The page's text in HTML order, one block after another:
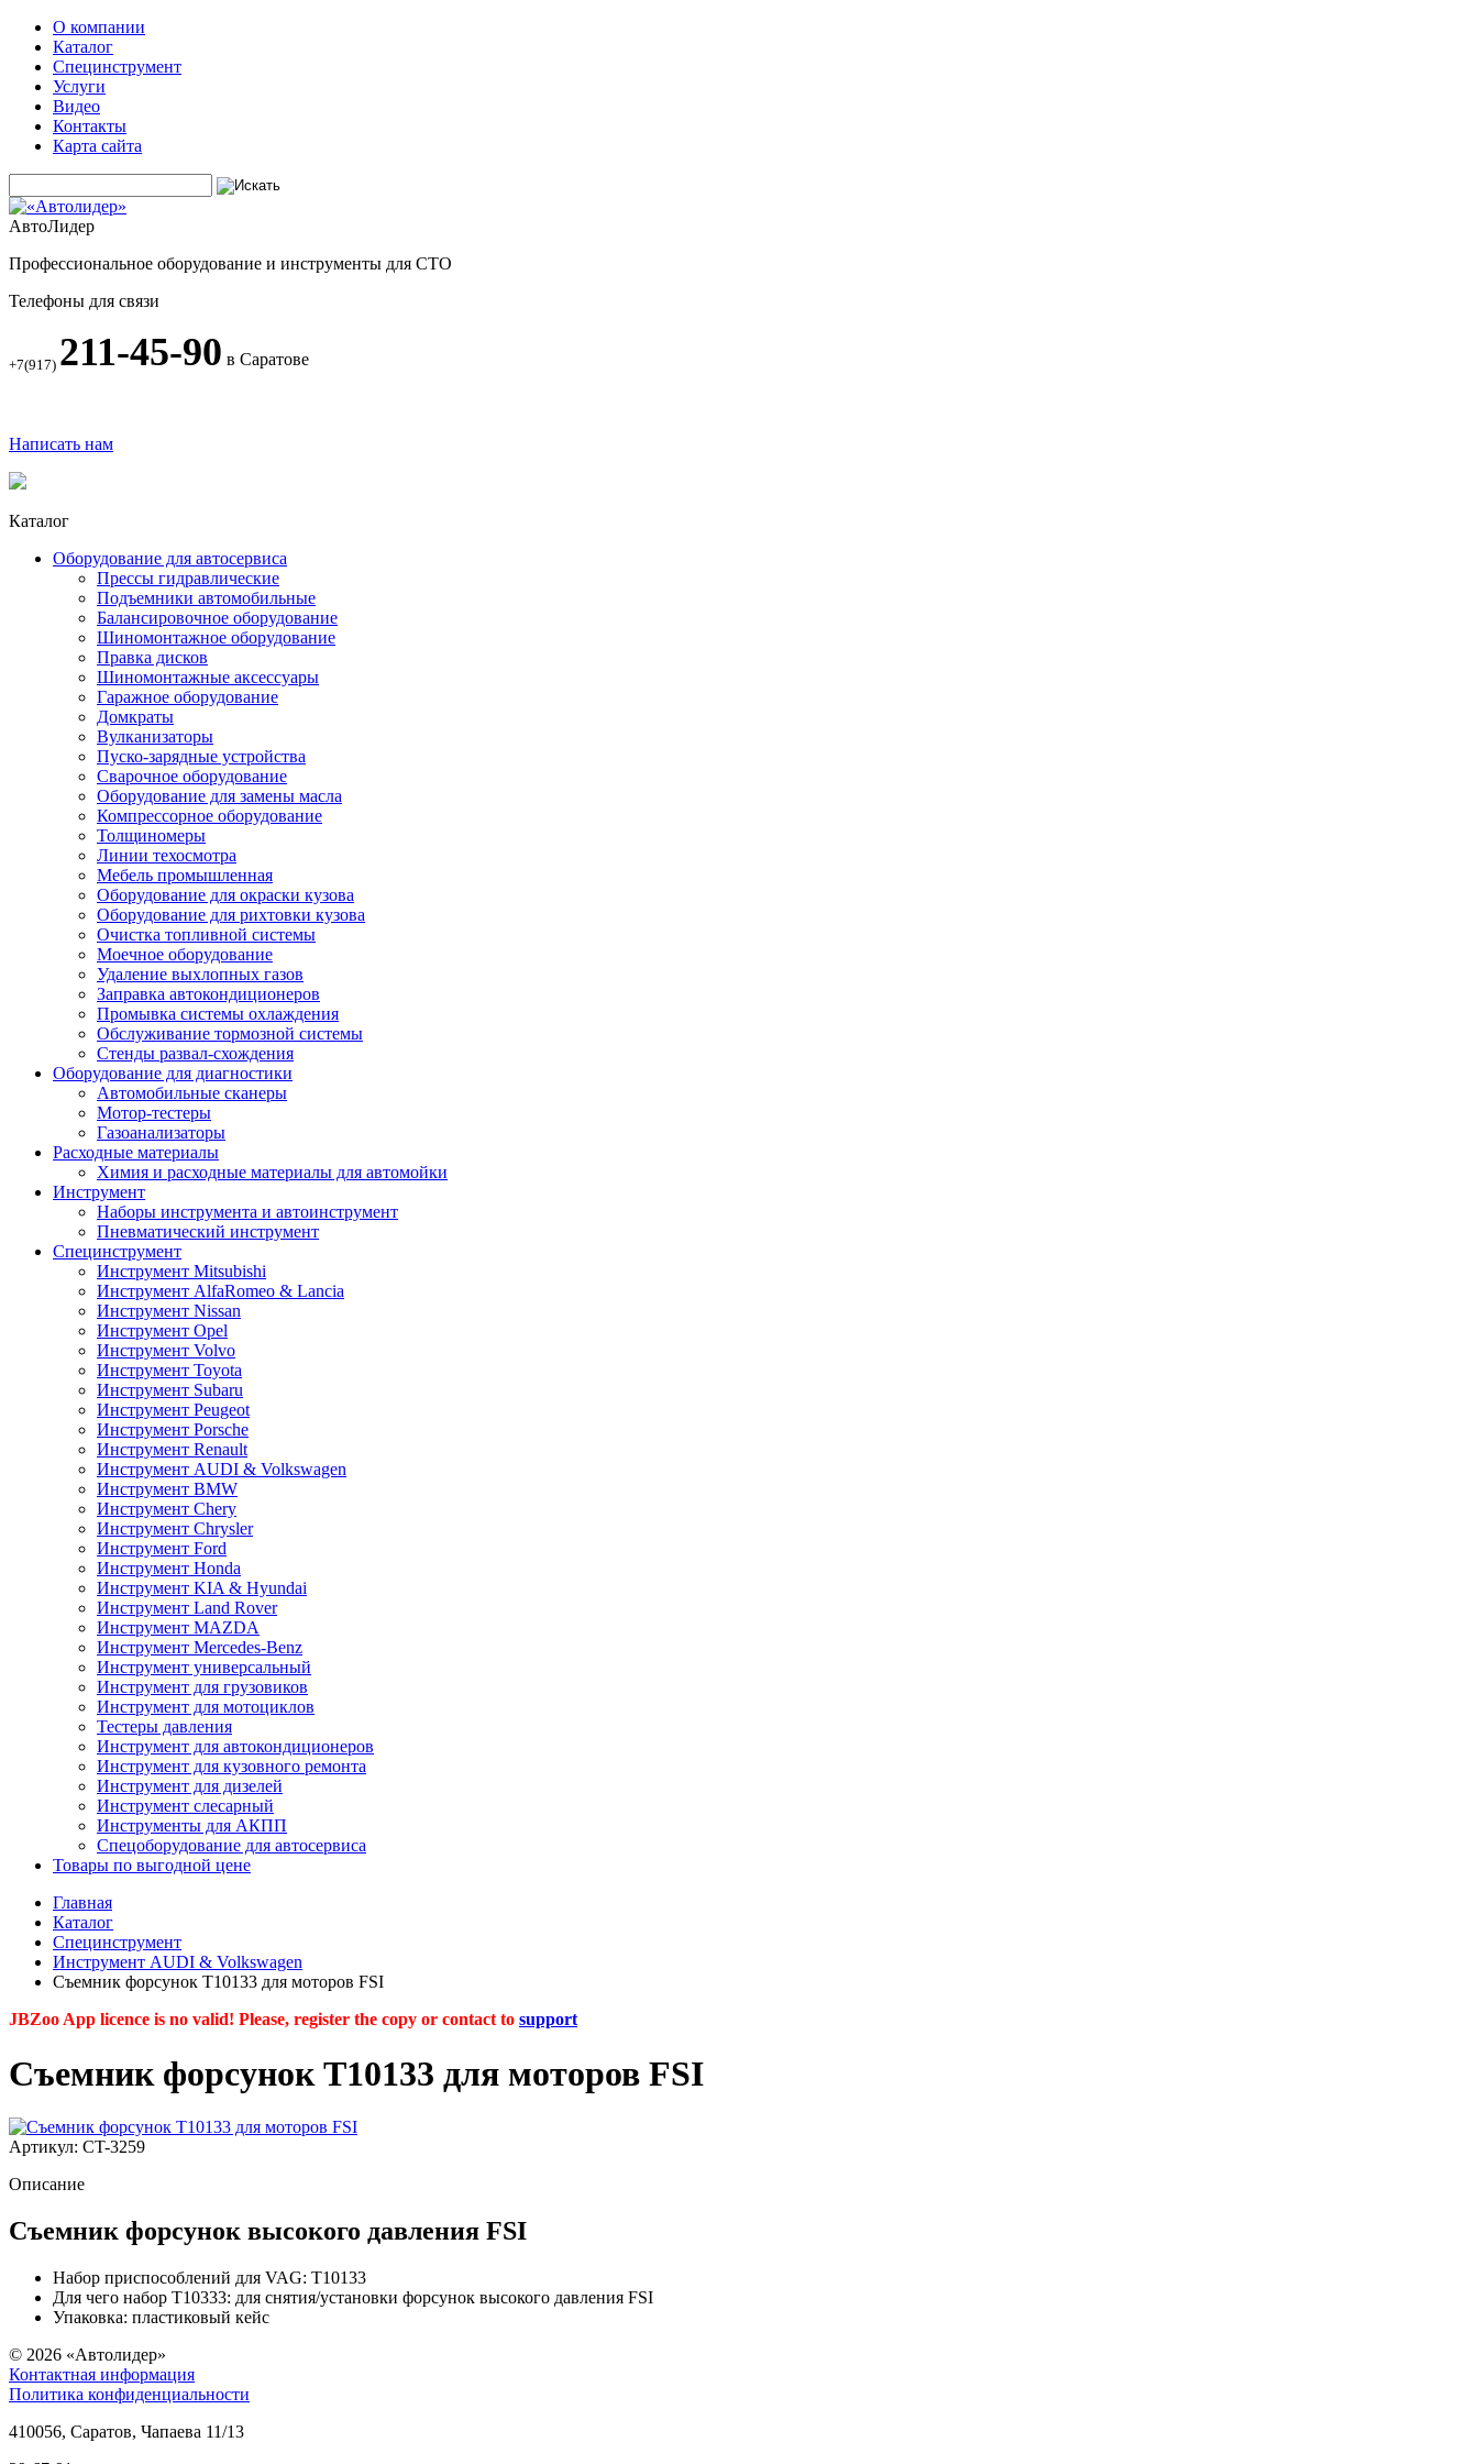
О компании
Каталог
Специнструмент
Услуги
Видео
Контакты
Карта сайта
АвтоЛидер
Профессиональное оборудование и инструменты для СТО
Телефоны для связи
+7(917) 211-45-90 в Саратове
Написать нам
Каталог
Оборудование для автосервиса
Прессы гидравлические
Подъемники автомобильные
Балансировочное оборудование
Шиномонтажное оборудование
Правка дисков
Шиномонтажные аксессуары
Гаражное оборудование
Домкраты
Вулканизаторы
Пуско-зарядные устройства
Сварочное оборудование
Оборудование для замены масла
Компрессорное оборудование
Толщиномеры
Линии техосмотра
Мебель промышленная
Оборудование для окраски кузова
Оборудование для рихтовки кузова
Очистка топливной системы
Моечное оборудование
Удаление выхлопных газов
Заправка автокондиционеров
Промывка системы охлаждения
Обслуживание тормозной системы
Стенды развал-схождения
Оборудование для диагностики
Автомобильные сканеры
Мотор-тестеры
Газоанализаторы
Расходные материалы
Химия и расходные материалы для автомойки
Инструмент
Наборы инструмента и автоинструмент
Пневматический инструмент
Специнструмент
Инструмент Mitsubishi
Инструмент AlfaRomeo & Lancia
Инструмент Nissan
Инструмент Opel
Инструмент Volvo
Инструмент Toyota
Инструмент Subaru
Инструмент Peugeot
Инструмент Porsche
Инструмент Renault
Инструмент AUDI & Volkswagen
Инструмент BMW
Инструмент Chery
Инструмент Chrysler
Инструмент Ford
Инструмент Honda
Инструмент KIA & Hyundai
Инструмент Land Rover
Инструмент MAZDA
Инструмент Mercedes-Benz
Инструмент универсальный
Инструмент для грузовиков
Инструмент для мотоциклов
Тестеры давления
Инструмент для автокондиционеров
Инструмент для кузовного ремонта
Инструмент для дизелей
Инструмент слесарный
Инструменты для АКПП
Спецоборудование для автосервиса
Товары по выгодной цене
Главная
Каталог
Специнструмент
Инструмент AUDI & Volkswagen
Съемник форсунок T10133 для моторов FSI
JBZoo App licence is no valid! Please, register the copy or contact to support
Съемник форсунок T10133 для моторов FSI
Артикул: CT-3259
Описание
Съемник форсунок высокого давления FSI
Набор приспособлений для VAG: T10133
Для чего набор T10333: для снятия/установки форсунок высокого давления FSI
Упаковка: пластиковый кейс
© 2026 «Автолидер»
Контактная информация
Политика конфиденциальности
410056, Саратов, Чапаева 11/13